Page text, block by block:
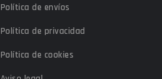
Política de envíos
Política de privacidad
Política de cookies